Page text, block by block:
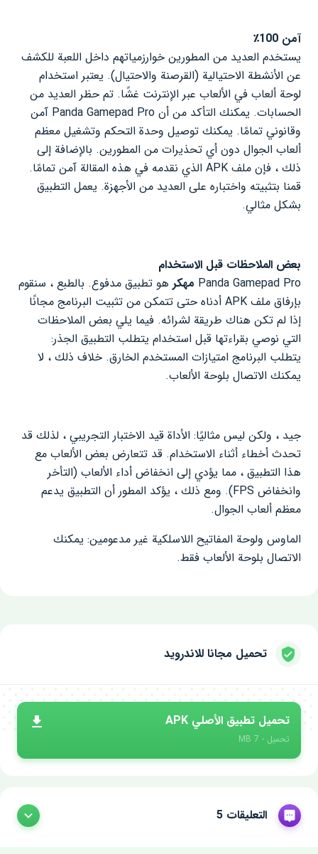
آمن 100٪
يستخدم العديد من المطورين خوارزمياتهم داخل اللعبة للكشف
عن الأنشطة الاحتيالية (القرصنة والاحتيال). يعتبر استخدام
لوحة ألعاب في الألعاب عبر الإنترنت غشًا. تم حظر العديد من
الحسابات. يمكنك التأكد من أن Panda Gamepad Pro آمن
وقانوني تمامًا. يمكنك توصيل وحدة التحكم وتشغيل معظم
ألعاب الجوال دون أي تحذيرات من المطورين. بالإضافة إلى
ذلك ، فإن ملف APK الذي نقدمه في هذه المقالة آمن تمامًا.
قمنا بتثبيته واختباره على العديد من الأجهزة. يعمل التطبيق
بشكل مثالي.
بعض الملاحظات قبل الاستخدام
Panda Gamepad Pro مهكر هو تطبيق مدفوع. بالطبع ، سنقوم
بإرفاق ملف APK أدناه حتى تتمكن من تثبيت البرنامج مجانًا
إذا لم تكن هناك طريقة لشرائه. فيما يلي بعض الملاحظات
التي نوصي بقراءتها قبل استخدام يتطلب التطبيق الجذر:
يتطلب البرنامج امتيازات المستخدم الخارق. خلاف ذلك ، لا
يمكنك الاتصال بلوحة الألعاب.
جيد ، ولكن ليس مثاليًا: الأداة قيد الاختبار التجريبي ، لذلك قد
تحدث أخطاء أثناء الاستخدام. قد تتعارض بعض الألعاب مع
هذا التطبيق ، مما يؤدي إلى انخفاض أداء الألعاب (التأخر
وانخفاض FPS). ومع ذلك ، يؤكد المطور أن التطبيق يدعم
معظم ألعاب الجوال.
الماوس ولوحة المفاتيح اللاسلكية غير مدعومين: يمكنك
الاتصال بلوحة الألعاب فقط.
تحميل مجانا للاندرويد
تحميل تطبيق الأصلي APK
تحميل - 7 MB
التعليقات 5